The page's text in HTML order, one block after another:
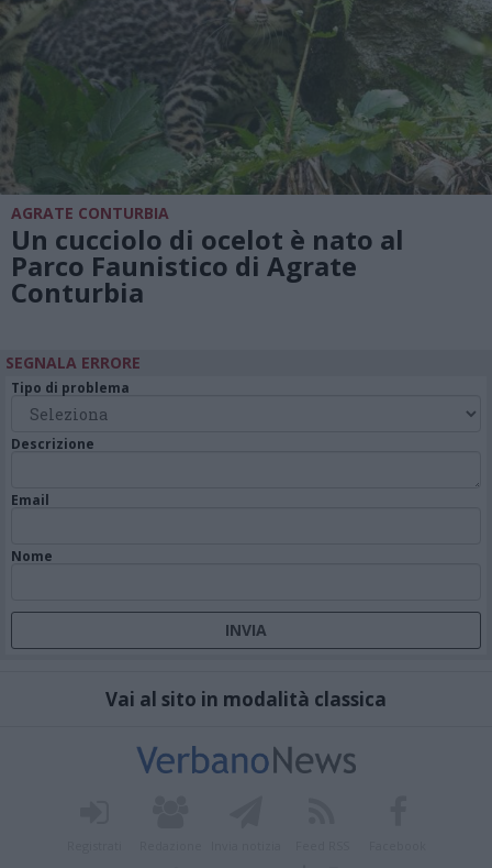
AGRATE CONTURBIA
Un cucciolo di ocelot è nato al
Parco Faunistico di Agrate
Conturbia
SEGNALA ERRORE
Tipo di problema
Descrizione
Email
Nome
Vai al sito in modalità classica